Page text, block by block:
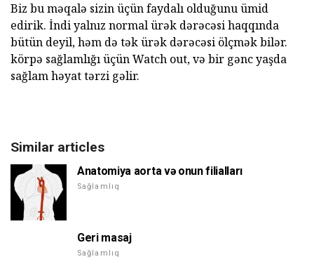
Biz bu məqalə sizin üçün faydalı olduğunu ümid
edirik. İndi yalnız normal ürək dərəcəsi haqqında
bütün deyil, həm də tək ürək dərəcəsi ölçmək bilər.
körpə sağlamlığı üçün Watch out, və bir gənc yaşda
sağlam həyat tərzi gəlir.
Similar articles
Anatomiya aorta və onun filialları
Sağlamlıq
Geri masaj
Sağlamlıq